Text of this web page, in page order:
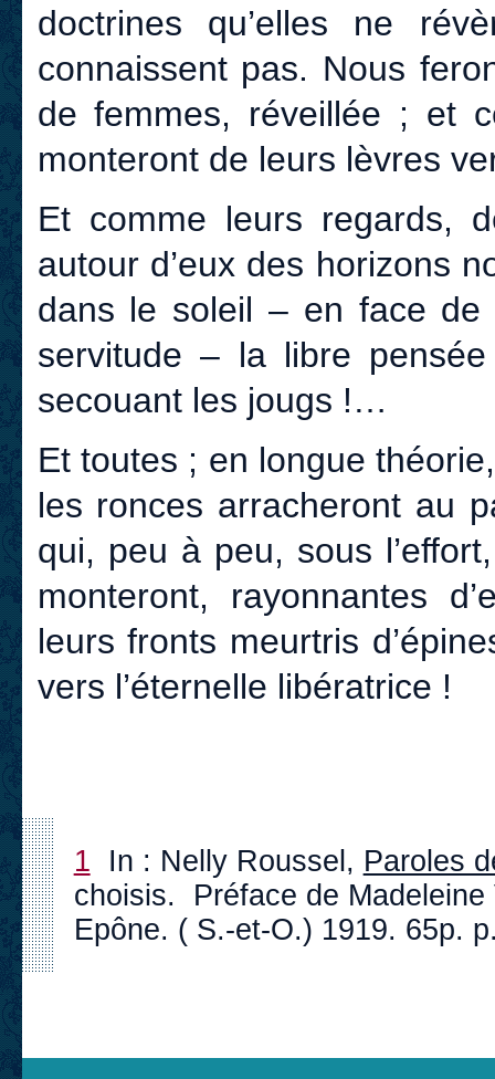
doctrines qu’elles ne
connaissent pas. Nous
de femmes, réveillée ; et
monteront de leurs lèvres
Et comme leurs regards,
autour d’eux des horizons
dans le soleil – en face de
servitude – la libre
secouant les jougs !…
Et toutes ; en longue
les ronces arracheront au
qui, peu à peu, sous
monteront, rayonnantes
leurs fronts meurtris
vers l’éternelle libératrice !
1 In : Nelly Roussel, Paroles
choisis. Préface de Madeleine
Epône. ( S.-et-O.) 1919. 65p.